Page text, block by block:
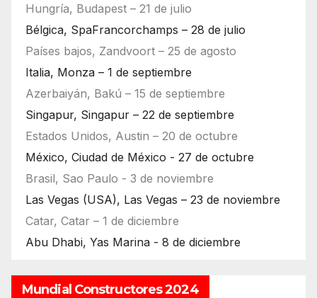
Hungría, Budapest – 21 de julio
Bélgica, SpaFrancorchamps – 28 de julio
Países bajos, Zandvoort – 25 de agosto
Italia, Monza – 1 de septiembre
Azerbaiyán, Bakú – 15 de septiembre
Singapur, Singapur – 22 de septiembre
Estados Unidos, Austin – 20 de octubre
México, Ciudad de México - 27 de octubre
Brasil, Sao Paulo - 3 de noviembre
Las Vegas (USA), Las Vegas – 23 de noviembre
Catar, Catar – 1 de diciembre
Abu Dhabi, Yas Marina - 8 de diciembre
Mundial Constructores 2024